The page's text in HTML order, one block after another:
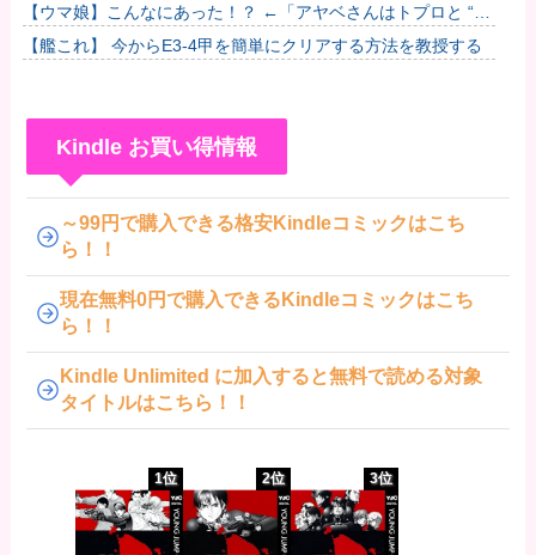
【ウマ娘】こんなにあった！？ ←「アヤベさんはトプロと “1”
差だぞ」
【艦これ】 今からE3-4甲を簡単にクリアする方法を教授する
Kindle お買い得情報
～99円で購入できる格安Kindleコミックはこち
ら！！
現在無料0円で購入できるKindleコミックはこち
ら！！
Kindle Unlimited に加入すると無料で読める対象
タイトルはこちら！！
1位 2位 3位